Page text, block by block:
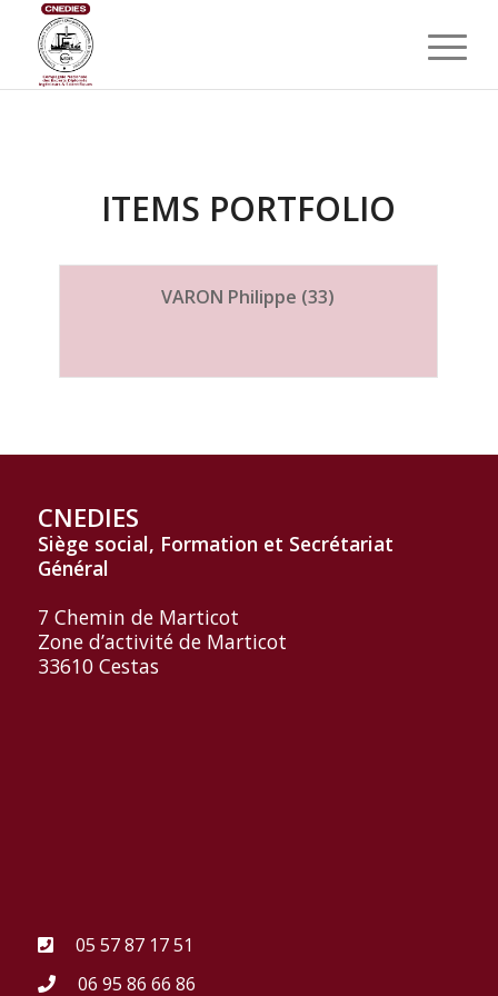
ITEMS PORTFOLIO
VARON Philippe (33)
CNEDIES
Siège social, Formation et Secrétariat
Général
7 Chemin de Marticot
Zone d’activité de Marticot
33610 Cestas
05 57 87 17 51
06 95 86 66 86